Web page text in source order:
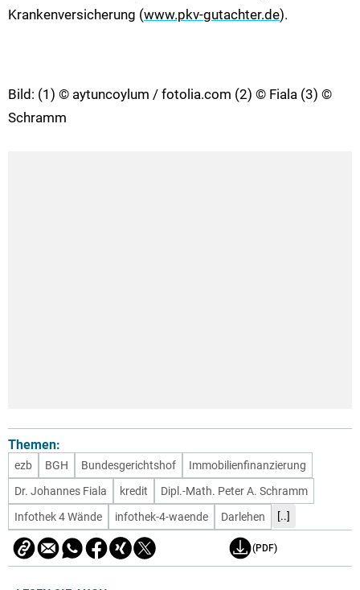
Krankenversicherung (www.pkv-gutachter.de).
Bild: (1) © aytuncoylum / fotolia.com (2) © Fiala (3) ©
Schramm
Themen:
ezb BGH Bundesgerichtshof
Immobilienfinanzierung
Dr. Johannes Fiala
kredit
Dipl.-Math. Peter A. Schramm
Infothek 4 Wände
infothek-4-waende Darlehen [..]
(PDF)